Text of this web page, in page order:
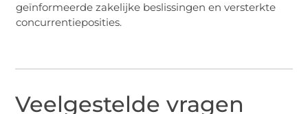
geïnformeerde zakelijke beslissingen en versterkte
concurrentieposities.
Veelgestelde vragen